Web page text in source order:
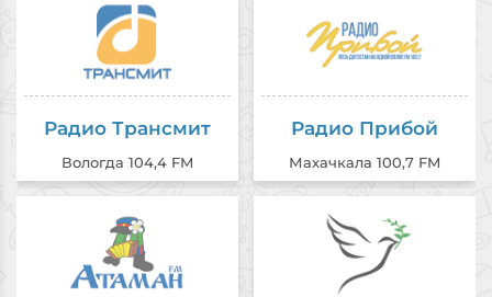
Радио Трансмит
Вологда 104,4 FM
Радио Прибой
Махачкала 100,7 FM